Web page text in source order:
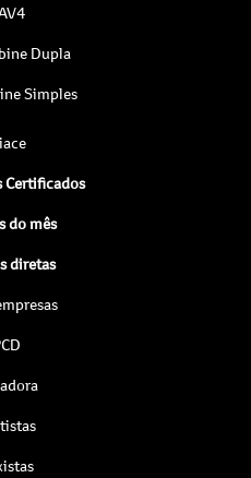
Dupla
Simples
Certificados
do mês
diretas